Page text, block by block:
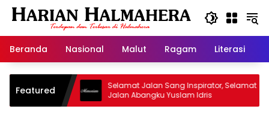
Langsung
Beranda
Nasional Malut Ragam Literasi
Featured
Warisan
Selamat Jalan Sang Inspirator, Selamat
Jalan Abangku Yuslam Idris